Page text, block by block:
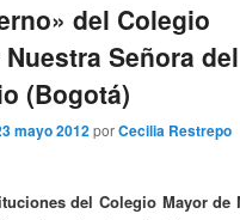
del Colegio
Señora del
(Bogotá)
mayo 2012porCecilia Restrepo
del Colegio Mayor de